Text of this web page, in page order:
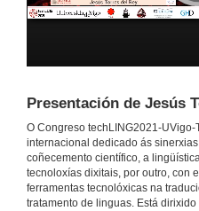
Presentación de Jesús
O Congreso techLING2021-
internacional dedicado ás
coñecemento científico, a
tecnoloxías dixitais, por outro, con
ferramentas tecnolóxicas na
tratamento de linguas. Está